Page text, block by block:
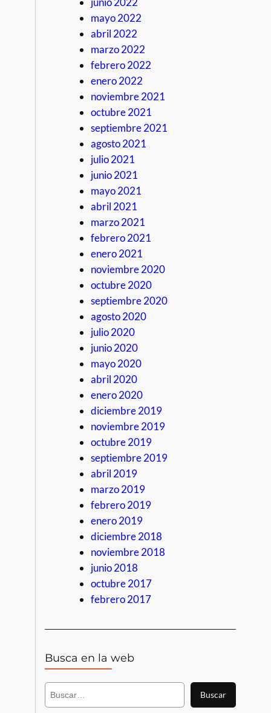
mayo 2022
abril 2022
marzo 2022
febrero 2022
enero 2022
noviembre 2021
octubre 2021
septiembre 2021
agosto 2021
julio 2021
junio 2021
mayo 2021
abril 2021
marzo 2021
febrero 2021
enero 2021
noviembre 2020
octubre 2020
septiembre 2020
agosto 2020
julio 2020
junio 2020
mayo 2020
abril 2020
enero 2020
diciembre 2019
noviembre 2019
octubre 2019
septiembre 2019
abril 2019
marzo 2019
febrero 2019
enero 2019
diciembre 2018
noviembre 2018
junio 2018
octubre 2017
febrero 2017
Busca en la web
Buscar